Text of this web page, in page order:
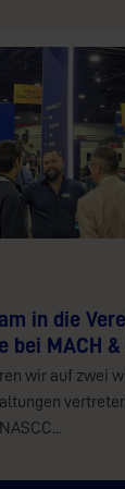
in die
bei MACH
wir auf zwei